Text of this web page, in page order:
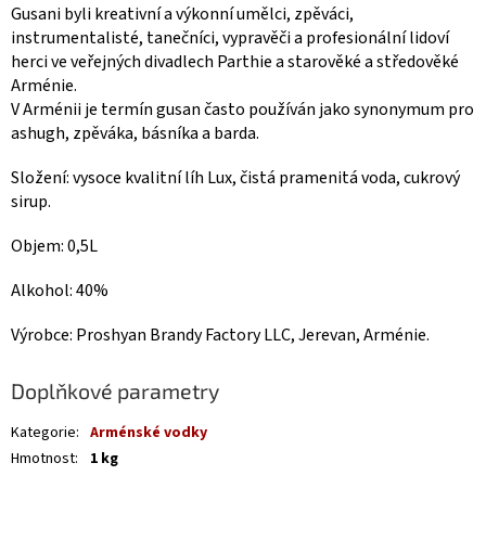
Gusani byli kreativní a výkonní umělci, zpěváci,
instrumentalisté, tanečníci, vypravěči a profesionální lidoví
herci ve veřejných divadlech Parthie a starověké a středověké
Arménie.
V Arménii je termín gusan často používán jako synonymum pro
ashugh, zpěváka, básníka a barda.
Složení: vysoce kvalitní líh Lux, čistá pramenitá voda, cukrový
sirup.
Objem: 0,5L
Alkohol: 40%
Výrobce: Proshyan Brandy Factory LLC, Jerevan, Arménie.
Doplňkové parametry
Kategorie: Arménské vodky
Hmotnost: 1 kg